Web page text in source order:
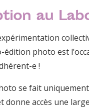
au
édition photo est
e !
se fait
donne accès une